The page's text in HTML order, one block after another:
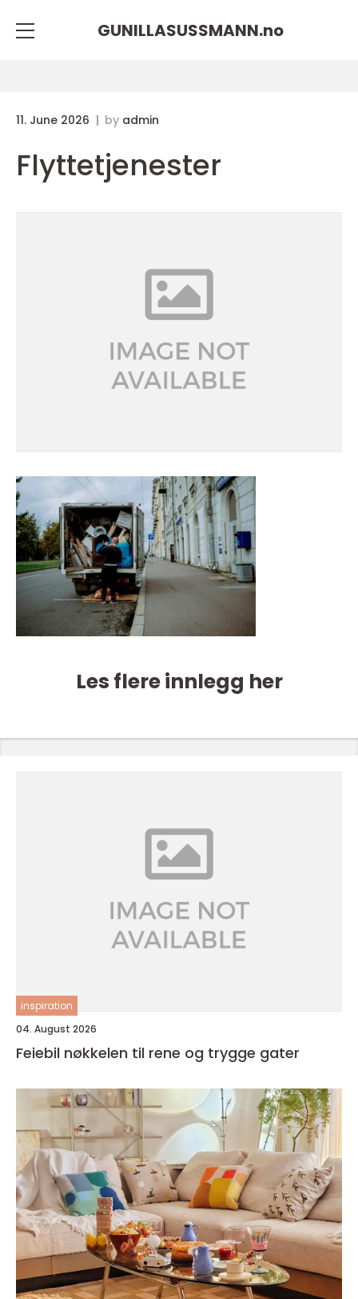
GUNILLASUSSMANN.no
11. June 2026 by admin
Flyttetjenester
Les flere innlegg her
inspiration
04. August 2026
Feiebil nøkkelen til rene og trygge gater